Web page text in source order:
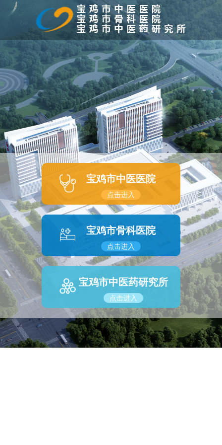
宝鸡市中医医院
点击进入
宝鸡市骨科医院
点击进入
宝鸡市中医药研究所
点击进入